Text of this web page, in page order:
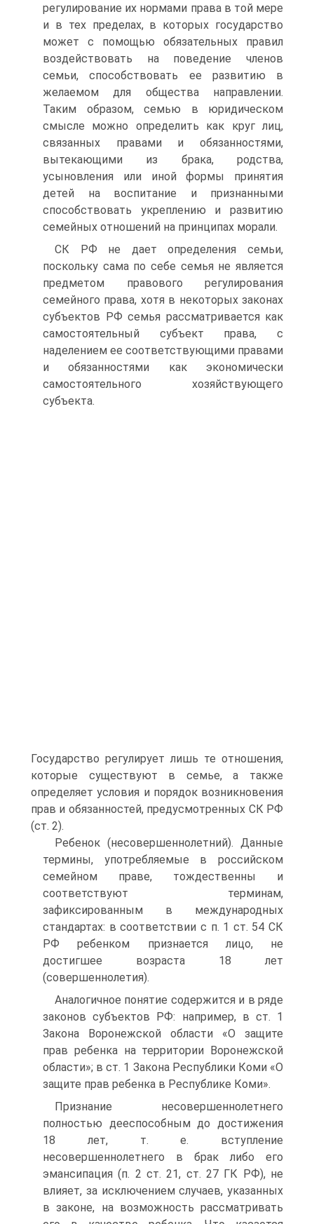
регулирование их нормами права в той мере
и в тех пределах, в которых государство
может с помощью обязательных правил
воздействовать на поведение членов
семьи, способствовать ее развитию в
желаемом для общества направлении.
Таким образом, семью в юридическом
смысле можно определить как круг лиц,
связанных правами и обязанностями,
вытекающими из брака, родства,
усыновления или иной формы принятия
детей на воспитание и признанными
способствовать укреплению и развитию
семейных отношений на принципах морали.
СК РФ не дает определения семьи,
поскольку сама по себе семья не является
предметом правового регулирования
семейного права, хотя в некоторых законах
субъектов РФ семья рассматривается как
самостоятельный субъект права, с
наделением ее соответствующими правами
и обязанностями как экономически
самостоятельного хозяйствующего
субъекта.
Государство регулирует лишь те отношения,
которые существуют в семье, а также
определяет условия и порядок возникновения
прав и обязанностей, предусмотренных СК РФ
(ст. 2).
Ребенок (несовершеннолетний). Данные
термины, употребляемые в российском
семейном праве, тождественны и
соответствуют терминам,
зафиксированным в международных
стандартах: в соответствии с п. 1 ст. 54 СК
РФ ребенком признается лицо, не
достигшее возраста 18 лет
(совершеннолетия).
Аналогичное понятие содержится и в ряде
законов субъектов РФ: например, в ст. 1
Закона Воронежской области «О защите
прав ребенка на территории Воронежской
области»; в ст. 1 Закона Республики Коми «О
защите прав ребенка в Республике Коми».
Признание несовершеннолетнего
полностью дееспособным до достижения
18 лет, т. е. вступление
несовершеннолетнего в брак либо его
эмансипация (п. 2 ст. 21, ст. 27 ГК РФ), не
влияет, за исключением случаев, указанных
в законе, на возможность рассматривать